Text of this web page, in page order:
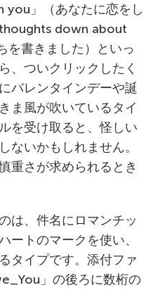
」（あなたに恋をし
down about
を書きました）といっ
、ついクリックしたく
バレンタインデーや誕
ま風が吹いているタイ
を受け取ると、怪しい
ないかもしれません。
重さが求められるとき
は、件名にロマンチッ
ートのマークを使い、
タイプです。添付ファ
」の後ろに数桁の